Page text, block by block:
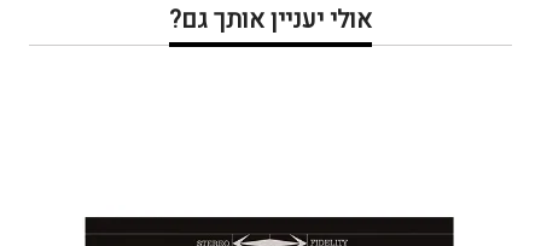
אולי יעניין אותך גם?